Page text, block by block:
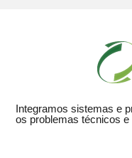
Integramos sistemas e
os problemas técnicos